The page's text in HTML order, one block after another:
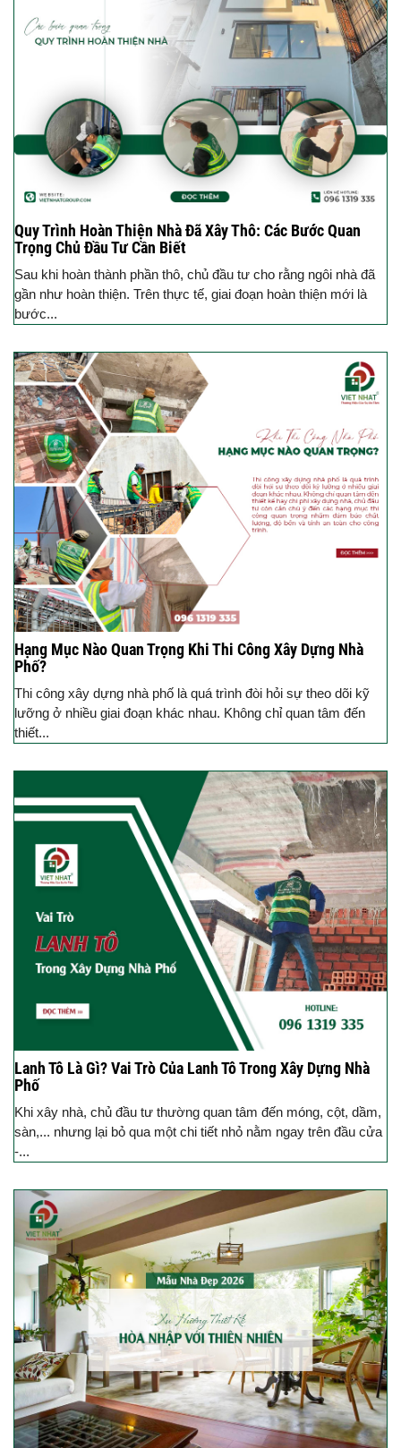
Quy Trình Hoàn Thiện Nhà Đã Xây Thô: Các Bước Quan
Trọng Chủ Đầu Tư Cần Biết
Sau khi hoàn thành phần thô, chủ đầu tư cho rằng ngôi nhà đã
gần như hoàn thiện. Trên thực tế, giai đoạn hoàn thiện mới là
bước...
Hạng Mục Nào Quan Trọng Khi Thi Công Xây Dựng Nhà
Phố?
Thi công xây dựng nhà phố là quá trình đòi hỏi sự theo dõi kỹ
lưỡng ở nhiều giai đoạn khác nhau. Không chỉ quan tâm đến
thiết...
Lanh Tô Là Gì? Vai Trò Của Lanh Tô Trong Xây Dựng Nhà
Phố
Khi xây nhà, chủ đầu tư thường quan tâm đến móng, cột, dầm,
sàn,... nhưng lại bỏ qua một chi tiết nhỏ nằm ngay trên đầu cửa
-...